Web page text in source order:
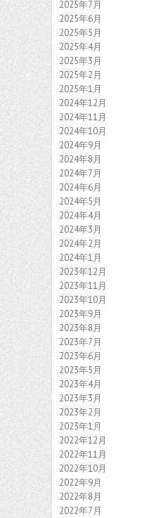
2025年7月
2025年6月
2025年5月
2025年4月
2025年3月
2025年2月
2025年1月
2024年12月
2024年11月
2024年10月
2024年9月
2024年8月
2024年7月
2024年6月
2024年5月
2024年4月
2024年3月
2024年2月
2024年1月
2023年12月
2023年11月
2023年10月
2023年9月
2023年8月
2023年7月
2023年6月
2023年5月
2023年4月
2023年3月
2023年2月
2023年1月
2022年12月
2022年11月
2022年10月
2022年9月
2022年8月
2022年7月